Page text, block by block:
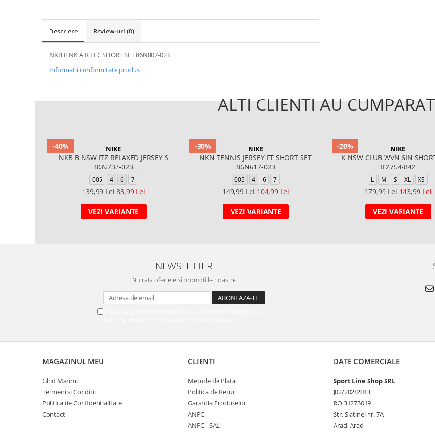
Descriere Review-uri (0)
NKB B NK AIR FLC SHORT SET 86N807-023
Informatii conformitate produs
ALTI CLIENTI AU CUMPARAT
-40% NIKE
NKB B NSW ITZ RELAXED JERSEY S
86N737-023
005 4 6 7
139,99 Lei83,99 Lei
VEZI VARIANTE
-30% NIKE
NKN TENNIS JERSEY FT SHORT SET
86N617-023
005 4 6 7
149,99 Lei104,99 Lei
VEZI VARIANTE
-20% NIKE
K NSW CLUB WVN 6IN
IF2754-842
L M S XL XS
179,99 Lei143,99 Lei
VEZI VARIANTE
NEWSLETTER
Nu rata ofertele si promotiile noastre
Vreau sa primesc newsletter cu promotiile magazinului.
MAGAZINUL MEU
Ghid Marimi
Termeni si Conditii
Politica de Confidentialitate
Contact
CLIENTI
Metode de Plata
Politica de Retur
Garantia Produselor
ANPC
ANPC - SAL
DATE COMERCIALE
Sport Line Shop SRL
J02/202/2013
RO 31273019
Str. Slatinei nr. 7A
Arad, Arad